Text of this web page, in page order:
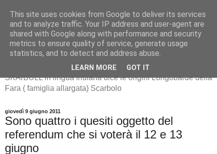
SKArBULL -Scarbolo-
SKArBULL in lingua friulana dice le origini Longobarde della
Fara ( famiglia allargata) Scarbolo
giovedì 9 giugno 2011
Sono quattro i quesiti oggetto del
referendum che si voterà il 12 e 13
giugno
This site uses cookies from Google to deliver its services
and to analyze traffic. Your IP address and user-agent are
shared with Google along with performance and security
metrics to ensure quality of service, generate usage
statistics, and to detect and address abuse.
LEARN MORE GOT IT